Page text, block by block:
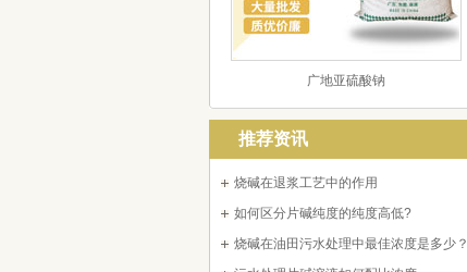
广地亚硫酸钠
推荐资讯
烧碱在退浆工艺中的作用
如何区分片碱纯度的纯度高低?
烧碱在油田污水处理中最佳浓度是多少？